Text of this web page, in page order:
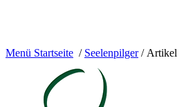
Menü Startseite / Seelenpilger/ Artikel